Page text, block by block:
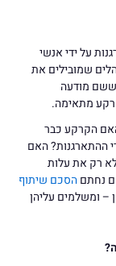
על ידי אנשי
שמובילים את
ששם מודעה
מתאימה.
הקרקע כבר
ההתארגנות? האם
רק את עלות
נחתםהסכם שיתוף
– ומשלמים עליהן